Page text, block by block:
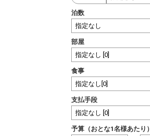
泊数
部屋
食事
支払手段
予算（おとな1名様あたり）